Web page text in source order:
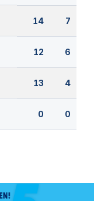
14 7
12 6
13 4
0 0